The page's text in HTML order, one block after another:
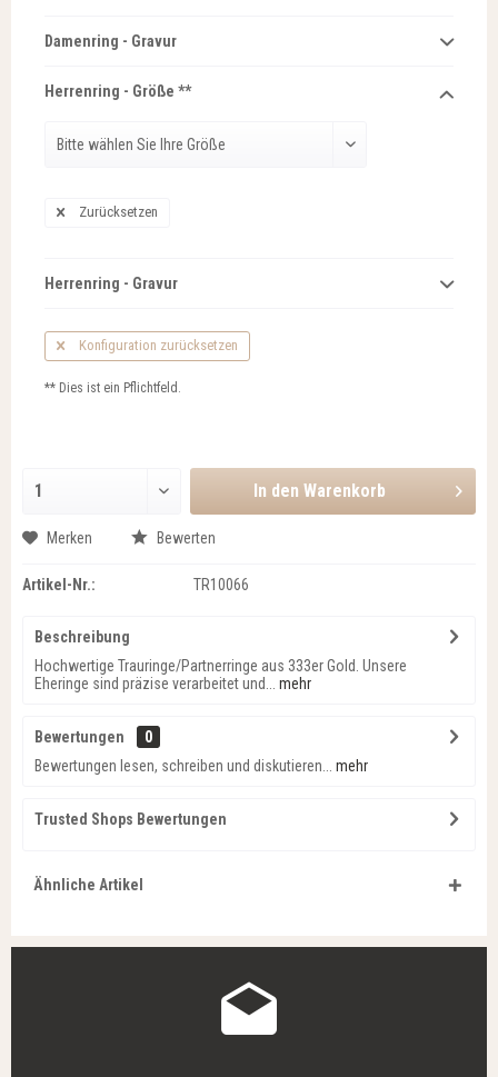
Damenring - Gravur
Herrenring - Größe **
Zurücksetzen
Herrenring - Gravur
Konfiguration zurücksetzen
** Dies ist ein Pflichtfeld.
In den Warenkorb
Merken Bewerten
Artikel-Nr.: TR10066
Beschreibung
Hochwertige Trauringe/Partnerringe aus 333er Gold. Unsere
Eheringe sind präzise verarbeitet und...
mehr
Bewertungen
0
Bewertungen lesen, schreiben und diskutieren...
mehr
Trusted Shops Bewertungen
Ähnliche Artikel